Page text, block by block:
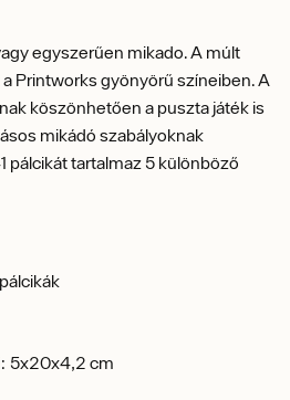
egyszerűen mikado. A múlt
Printworks gyönyörű színeiben. A
köszönhetően a puszta játék is
mikádó szabályoknak
pálcikát tartalmaz 5 különböző
5x20x4,2 cm